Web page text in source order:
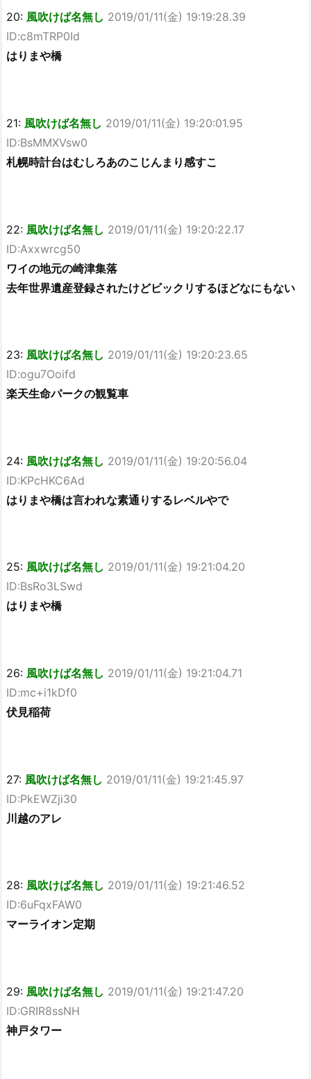
20: 風吹けば名無し 2019/01/11(金) 19:19:28.39
ID:c8mTRP0Id
はりまや橋
21: 風吹けば名無し 2019/01/11(金) 19:20:01.95
ID:BsMMXVsw0
札幌時計台はむしろあのこじんまり感すこ
22: 風吹けば名無し 2019/01/11(金) 19:20:22.17
ID:Axxwrcg50
ワイの地元の崎津集落
去年世界遺産登録されたけどビックリするほどなにもない
23: 風吹けば名無し 2019/01/11(金) 19:20:23.65
ID:ogu7Ooifd
楽天生命パークの観覧車
24: 風吹けば名無し 2019/01/11(金) 19:20:56.04
ID:KPcHKC6Ad
はりまや橋は言われな素通りするレベルやで
25: 風吹けば名無し 2019/01/11(金) 19:21:04.20
ID:BsRo3LSwd
はりまや橋
26: 風吹けば名無し 2019/01/11(金) 19:21:04.71
ID:mc+i1kDf0
伏見稲荷
27: 風吹けば名無し 2019/01/11(金) 19:21:45.97
ID:PkEWZji30
川越のアレ
28: 風吹けば名無し 2019/01/11(金) 19:21:46.52
ID:6uFqxFAW0
マーライオン定期
29: 風吹けば名無し 2019/01/11(金) 19:21:47.20
ID:GRIR8ssNH
神戸タワー